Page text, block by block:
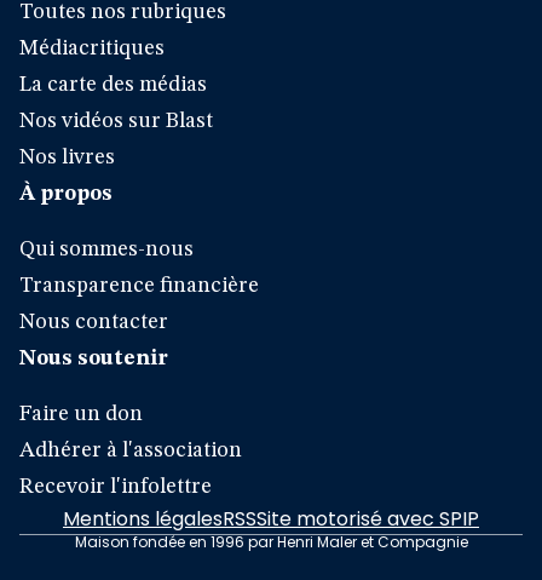
Toutes nos rubriques
Médiacritiques
La carte des médias
Nos vidéos sur Blast
Nos livres
À propos
Qui sommes-nous
Transparence financière
Nous contacter
Nous soutenir
Faire un don
Adhérer à l'association
Recevoir l'infolettre
Mentions légalesRSSSite motorisé avec SPIP
Maison fondée en 1996 par Henri Maler et Compagnie